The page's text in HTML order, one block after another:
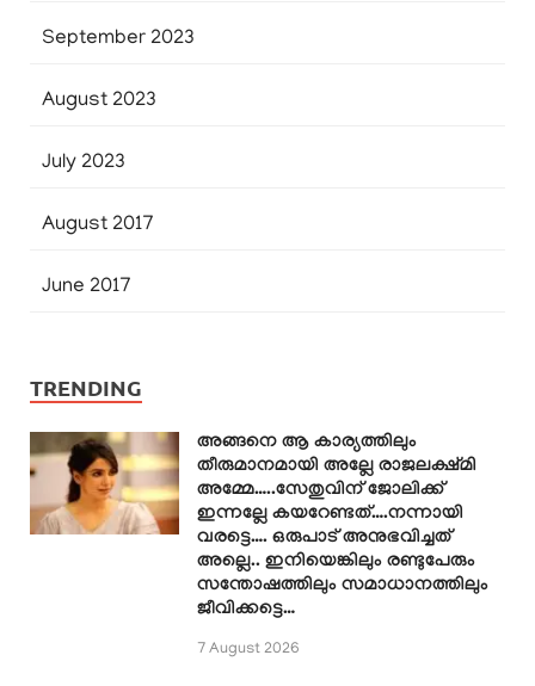
September 2023
August 2023
July 2023
August 2017
June 2017
TRENDING
അങ്ങനെ ആ കാര്യത്തിലും
തീരുമാനമായി അല്ലേ രാജലക്ഷ്മി
അമ്മേ…..സേതുവിന് ജോലിക്ക്
ഇന്നല്ലേ കയറേണ്ടത്….നന്നായി
വരട്ടെ…. ഒരുപാട് അനുഭവിച്ചത്
അല്ലെ.. ഇനിയെങ്കിലും രണ്ടുപേരും
സന്തോഷത്തിലും സമാധാനത്തിലും
ജീവിക്കട്ടെ…
7 August 2026